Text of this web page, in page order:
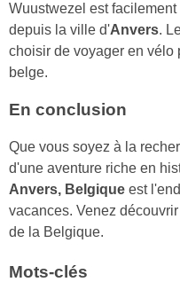
Wuustwezel est
depuis la ville d'Anvers.
choisir de voyager en vélo
belge.
En conclusion
Que vous soyez à la
d'une aventure riche en
Anvers, Belgique est
vacances. Venez
de la Belgique.
Mots-clés